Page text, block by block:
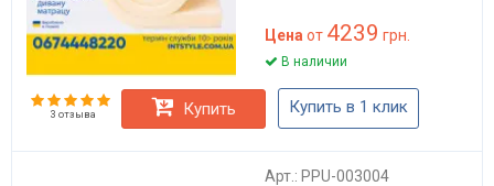
Цена от 4239 грн.
В наличии
3 отзыва Купить Купить в 1 клик
Арт.: PPU-003004